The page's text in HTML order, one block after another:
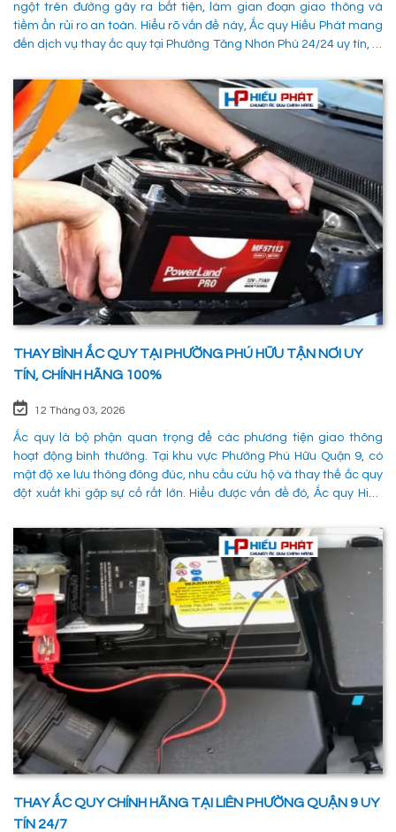
ngột trên đường gây ra bất tiện, làm gian đoạn giao thông và
tiềm ẩn rủi ro an toàn. Hiểu rõ vấn đề này, Ắc quy Hiếu Phát mang
đến dịch vụ thay ắc quy tại Phường Tăng Nhơn Phú 24/24 uy tín, là
bảo an toàn cho các phường tiện và tiết kiệm thời gian cho người
sử dụng. 1. Các phương pháp khắc phục sự cố khi ắc quy hỏng tại
Phường Tăng Nhơn Phú Quận 9 Khi xe không thể khởi động do vấn
đề về điện, có rất nhiều ng
THAY BÌNH ẮC QUY TẠI PHƯỜNG PHÚ HỮU TẬN NƠI UY
TÍN, CHÍNH HÃNG 100%
12 Tháng 03, 2026
Ắc quy là bộ phận quan trọng để các phương tiện giao thông
hoạt động bình thường. Tại khu vực Phường Phú Hữu Quận 9, có
mật độ xe lưu thông đông đúc, nhu cầu cứu hộ và thay thế ắc quy
đột xuất khi gặp sự cố rất lớn. Hiểu được vấn đề đó, Ắc quy Hiếu
Hữu Quận 9 một cách nhanh chóng, chuyên nghiệp và đảm bảo
mọi hoạt động của các phương tiên giao thông không bị gián
đoạn. 1. Dịch vụ thay ắc quy tận nơi tại Phường Phú Hữu Quận 9
nhanh chóng, uy tín
THAY ẮC QUY CHÍNH HÃNG TẠI LIÊN PHƯỜNG QUẬN 9 UY
TÍN 24/7